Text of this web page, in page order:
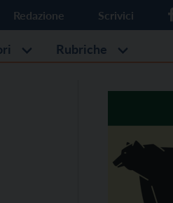
Redazione Scrivici
Rubriche